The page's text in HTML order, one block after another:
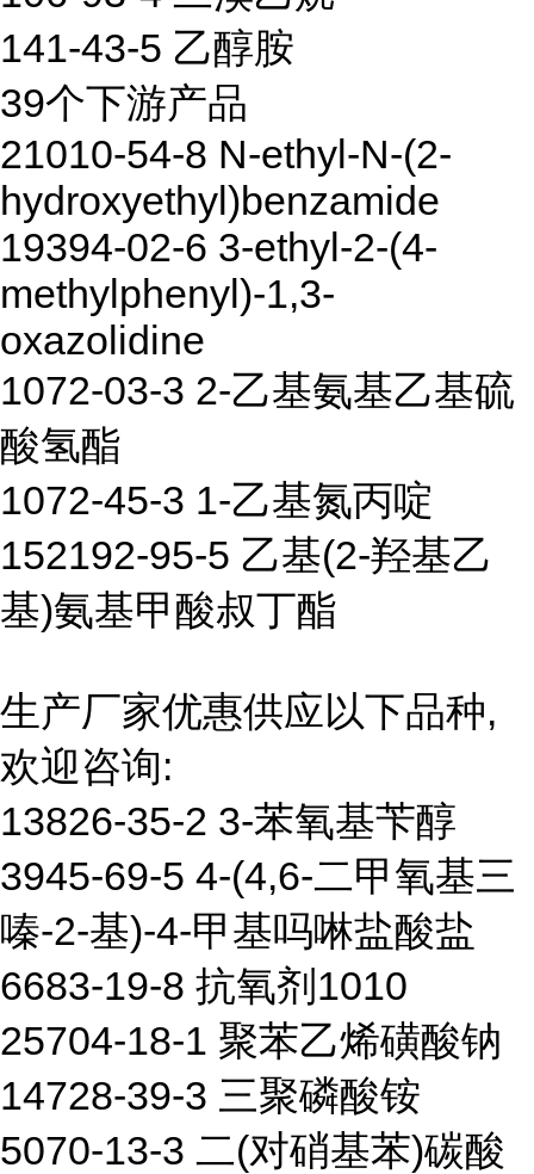
141-43-5 乙醇胺
39个下游产品
21010-54-8 N-ethyl-N-(2-
hydroxyethyl)benzamide
19394-02-6 3-ethyl-2-(4-
methylphenyl)-1,3-
oxazolidine
1072-03-3 2-乙基氨基乙基硫
酸氢酯
1072-45-3 1-乙基氮丙啶
152192-95-5 乙基(2-羟基乙
基)氨基甲酸叔丁酯
生产厂家优惠供应以下品种,
欢迎咨询:
13826-35-2 3-苯氧基苄醇
3945-69-5 4-(4,6-二甲氧基三
嗪-2-基)-4-甲基吗啉盐酸盐
6683-19-8 抗氧剂1010
25704-18-1 聚苯乙烯磺酸钠
14728-39-3 三聚磷酸铵
5070-13-3 二(对硝基苯)碳酸